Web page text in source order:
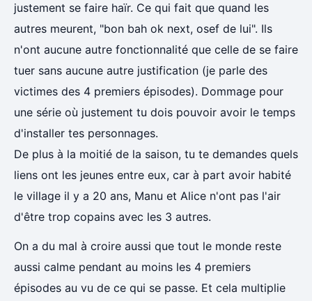
justement se faire haïr. Ce qui fait que quand les
autres meurent, "bon bah ok next, osef de lui". Ils
n'ont aucune autre fonctionnalité que celle de se faire
tuer sans aucune autre justification (je parle des
victimes des 4 premiers épisodes). Dommage pour
une série où justement tu dois pouvoir avoir le temps
d'installer tes personnages.
De plus à la moitié de la saison, tu te demandes quels
liens ont les jeunes entre eux, car à part avoir habité
le village il y a 20 ans, Manu et Alice n'ont pas l'air
d'être trop copains avec les 3 autres.
On a du mal à croire aussi que tout le monde reste
aussi calme pendant au moins les 4 premiers
épisodes au vu de ce qui se passe. Et cela multiplie